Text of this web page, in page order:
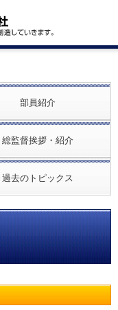
部員紹介
総監督挨拶・紹介
過去のトピックス